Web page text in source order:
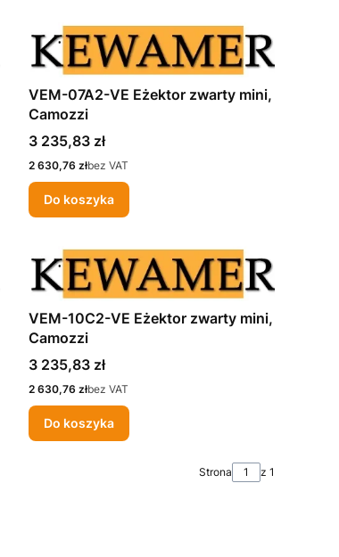
VEM-07A2-VE Eżektor zwarty mini,
Camozzi
Cena
3 235,83 zł
Cena
2 630,76 złbez VAT
Do koszyka
VEM-10C2-VE Eżektor zwarty mini,
Camozzi
Cena
3 235,83 zł
Cena
2 630,76 złbez VAT
Do koszyka
Strona z 1